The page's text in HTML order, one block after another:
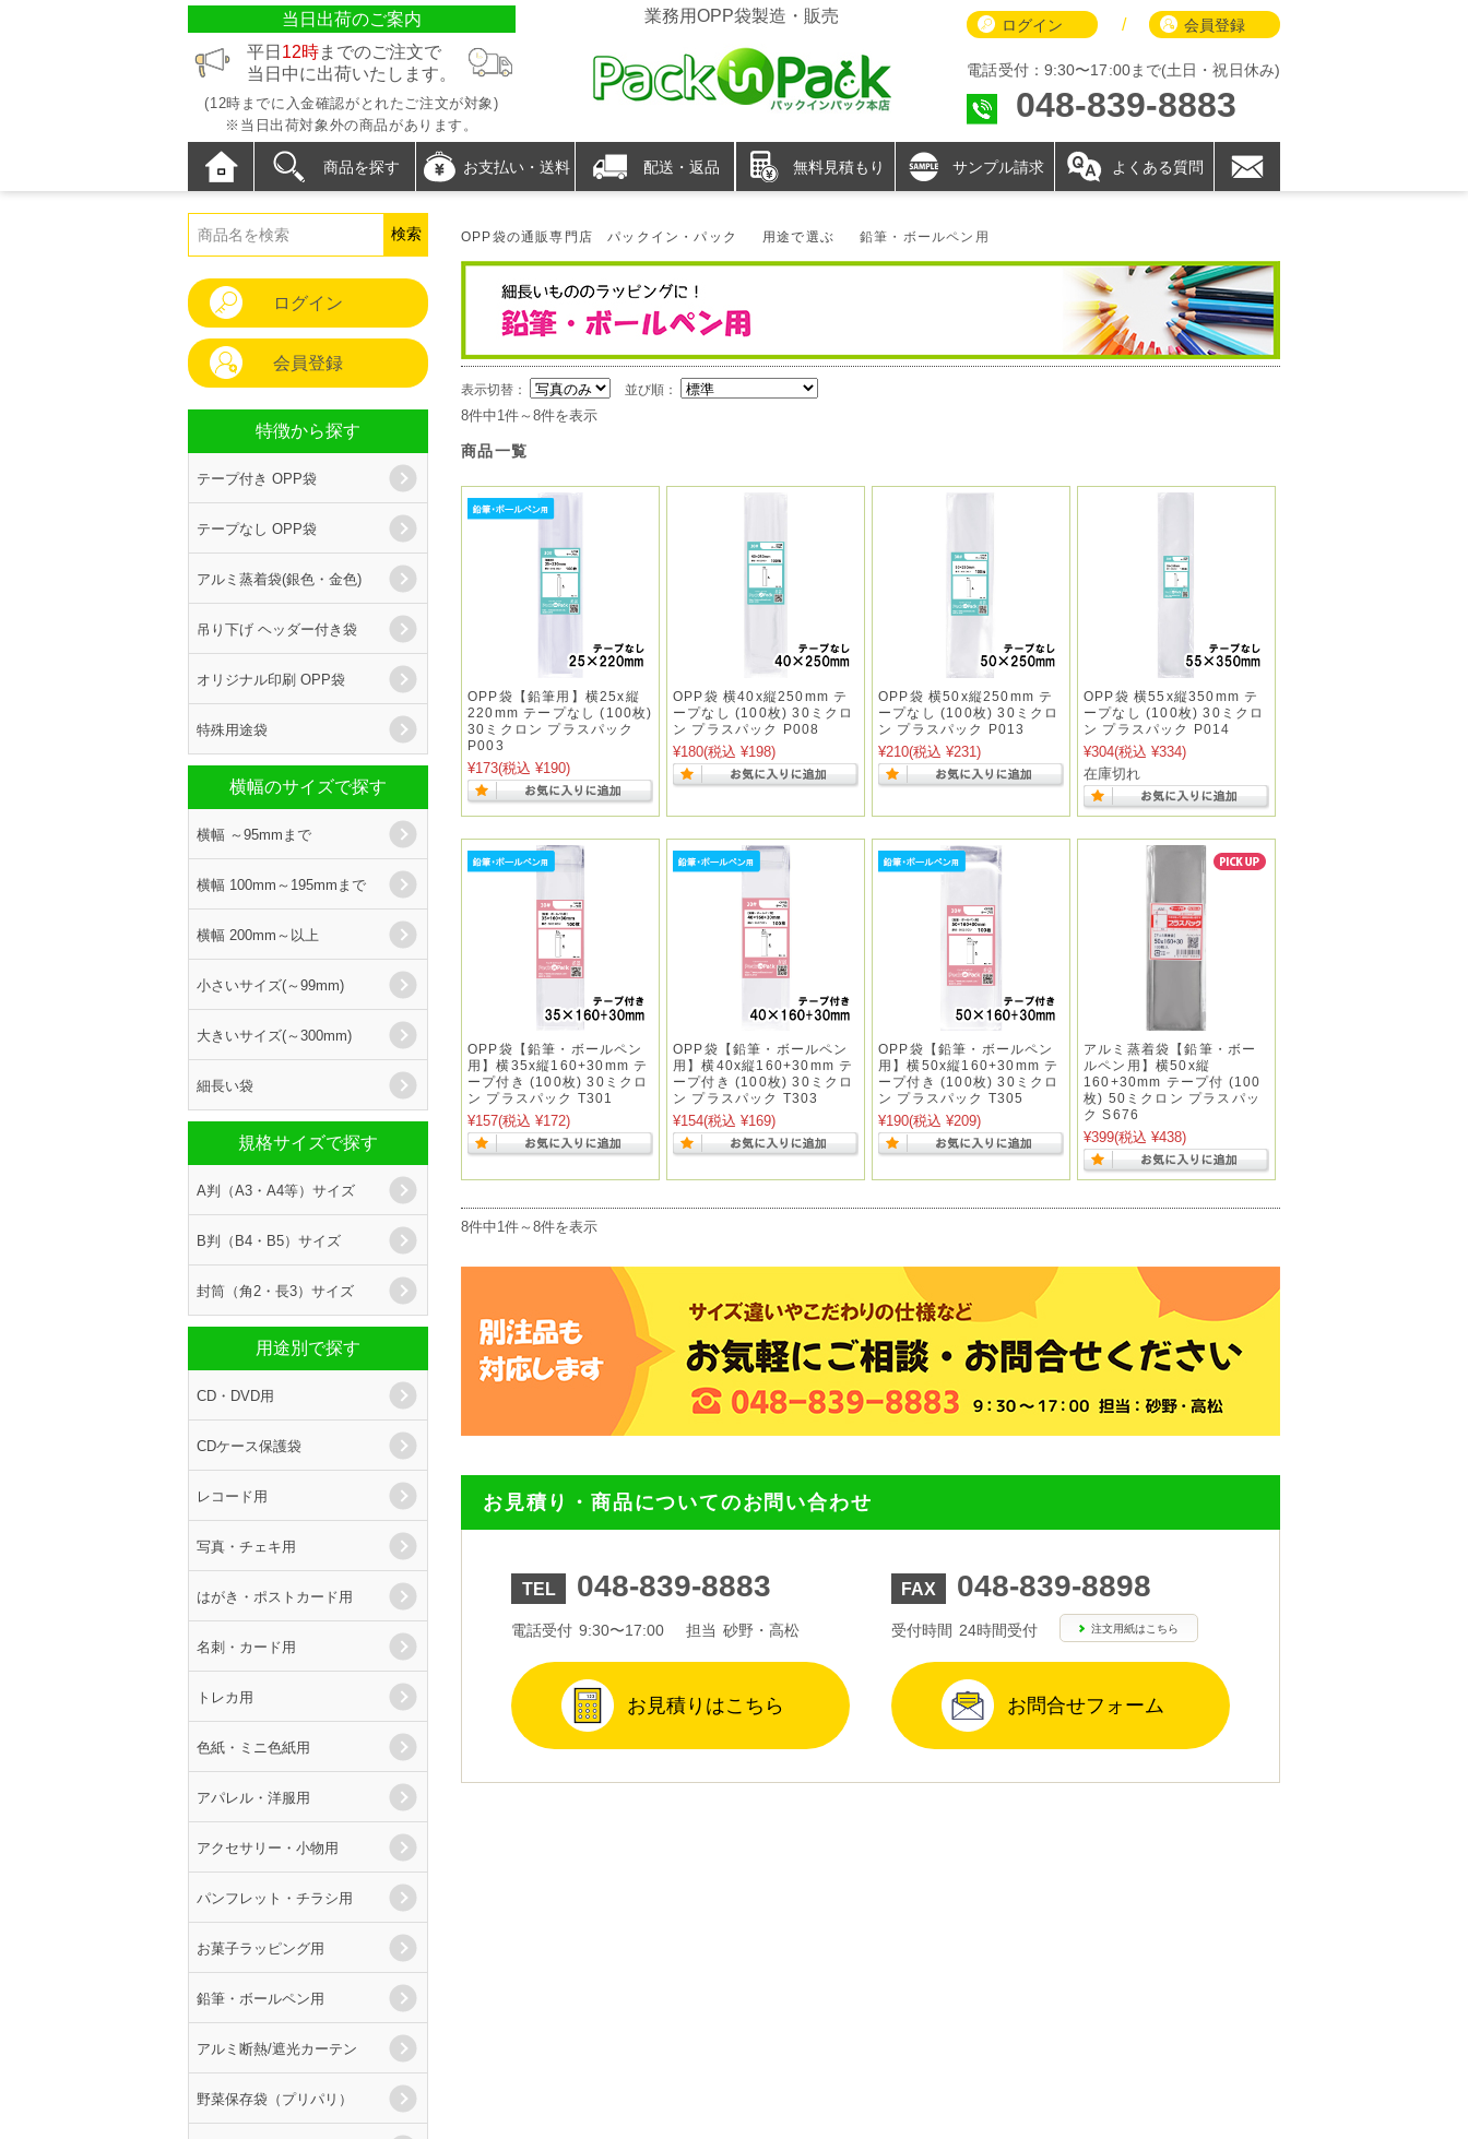
当日出荷のご案内
平日 12時までのご注文で
当日中に出荷いたします。
(12時までに入金確認がとれたご注文が対象)
※当日出荷対象外の商品があります。
業務用OPP袋製造・販売 ログイン / 会員登録
電話受付：9:30〜17:00まで(土日・祝日休み)
048-839-8883
商品を探す お支払い・送料 配送・返品 無料見積もり サンプル請求 よくある質問
OPP袋の通販専門店 パックイン・パック 用途で選ぶ 鉛筆・ボールペン用
表示切替： 並び順：
8件中1件～8件を表示
商品一覧
OPP袋【鉛筆用】横25x縦
220mm テープなし (100枚)
30ミクロン プラスパック
P003
¥173(税込 ¥190)
OPP袋 横40x縦250mm テ
ープなし (100枚) 30ミクロ
ン プラスパック P008
¥180(税込 ¥198)
OPP袋 横50x縦250mm テ
ープなし (100枚) 30ミクロ
ン プラスパック P013
¥210(税込 ¥231)
OPP袋 横55x縦350mm テ
ープなし (100枚) 30ミクロ
ン プラスパック P014
¥304(税込 ¥334)
在庫切れ
OPP袋【鉛筆・ボールペン
用】横35x縦160+30mm テ
ープ付き (100枚) 30ミクロ
ン プラスパック T301
¥157(税込 ¥172)
OPP袋【鉛筆・ボールペン
用】横40x縦160+30mm テ
ープ付き (100枚) 30ミクロ
ン プラスパック T303
¥154(税込 ¥169)
OPP袋【鉛筆・ボールペン
用】横50x縦160+30mm テ
ープ付き (100枚) 30ミクロ
ン プラスパック T305
¥190(税込 ¥209)
アルミ蒸着袋【鉛筆・ボー
ルペン用】横50x縦
160+30mm テープ付 (100
枚) 50ミクロン プラスパッ
ク S676
¥399(税込 ¥438)
8件中1件～8件を表示
お見積り・商品についてのお問い合わせ
TEL 048-839-8883
電話受付 9:30〜17:00 担当 砂野・高松
お見積りはこちら
FAX 048-839-8898
受付時間 24時間受付 注文用紙はこちら
お問合せフォーム
ログイン
会員登録
特徴から探す
テープ付き OPP袋
テープなし OPP袋
アルミ蒸着袋(銀色・金色)
吊り下げ ヘッダー付き袋
オリジナル印刷 OPP袋
特殊用途袋
横幅のサイズで探す
横幅 ～95mmまで
横幅 100mm～195mmまで
横幅 200mm～以上
小さいサイズ(～99mm)
大きいサイズ(～300mm)
細長い袋
規格サイズで探す
A判（A3・A4等）サイズ
B判（B4・B5）サイズ
封筒（角2・長3）サイズ
用途別で探す
CD・DVD用
CDケース保護袋
レコード用
写真・チェキ用
はがき・ポストカード用
名刺・カード用
トレカ用
色紙・ミニ色紙用
アパレル・洋服用
アクセサリー・小物用
パンフレット・チラシ用
お菓子ラッピング用
鉛筆・ボールペン用
アルミ断熱/遮光カーテン
野菜保存袋（プリパリ）